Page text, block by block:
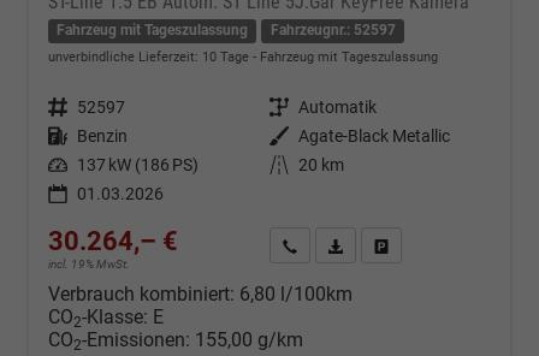
Fahrzeug mit Tageszulassung Fahrzeugnr.: 52597
unverbindliche Lieferzeit: 10 Tage Fahrzeug mit Tageszulassung
Fahrzeugnr. 52597 Getriebe Automatik
Kraftstoff Benzin Außenfarbe Agate-Black Metallic
Leistung 137 kW (186 PS) Kilometerstand
20 km
01.03.2026
30.264,– €
incl. 19% MwSt.
Kontakt & Angebot anfordern
PDF-Datei, Fahrzeugexposé
Verbrauch kombiniert: 6,80 l/100km
CO2-Klasse: E
CO2-Emissionen: 155,00 g/km